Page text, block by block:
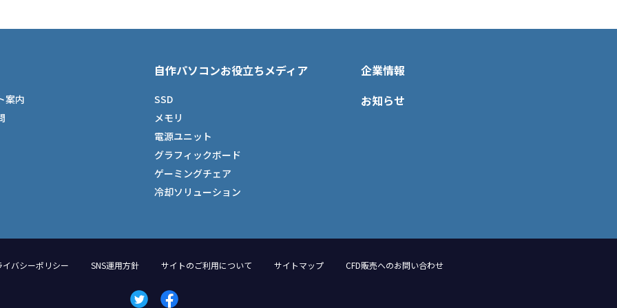
案内
自作パソコンお役立ちメディア
SSD
メモリ
電源ユニット
グラフィックボード
ゲーミングチェア
冷却ソリューション
企業情報
お知らせ
イバシーポリシー SNS運用方針 サイトのご利用について サイトマップ CFD販売へのお問い合わせ